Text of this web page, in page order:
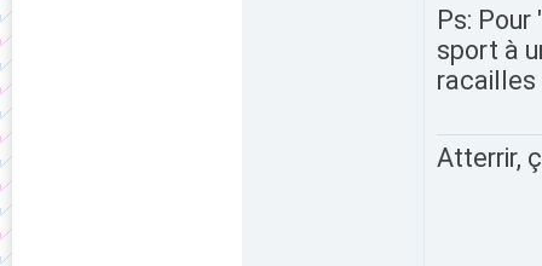
Ps:
sport à
racailles
Atterrir,